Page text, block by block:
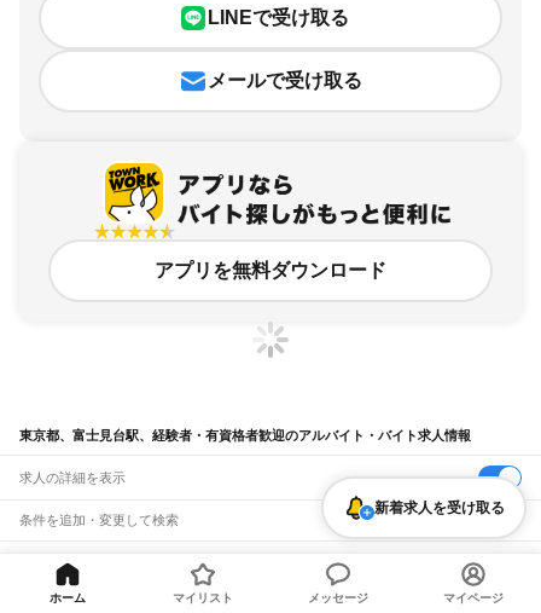
LINEで受け取る
メールで受け取る
アプリを無料ダウンロード
東京都、富士見台駅、経験者・有資格者歓迎のアルバイト・バイト求人情報
求人の詳細を表示
条件を追加・変更して検索
市区町村を追加・変更
東京都
駅を追加・変更
関連キーワード
完全在宅ワーク 全国 シール貼り 在宅 現在地周辺 ガチャガチャ
犬カフェ
東京23区 経験者・有資
新着求人を受け取る
ホーム マイリスト メッセージ マイページ